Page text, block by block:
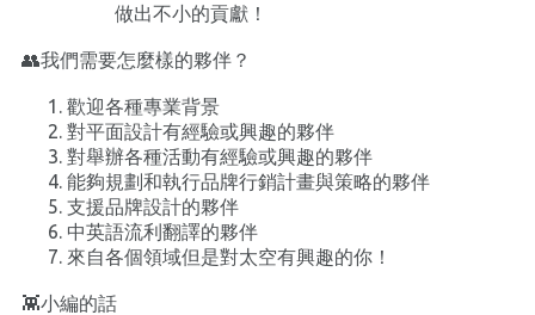
做出不小的貢獻！ 󠀠
👥我們需要怎麼樣的夥伴？
歡迎各種專業背景
對平面設計有經驗或興趣的夥伴
對舉辦各種活動有經驗或興趣的夥伴
能夠規劃和執行品牌行銷計畫與策略的夥伴
支援品牌設計的夥伴
中英語流利翻譯的夥伴
來自各個領域但是對太空有興趣的你！󠀠
👾小編的話